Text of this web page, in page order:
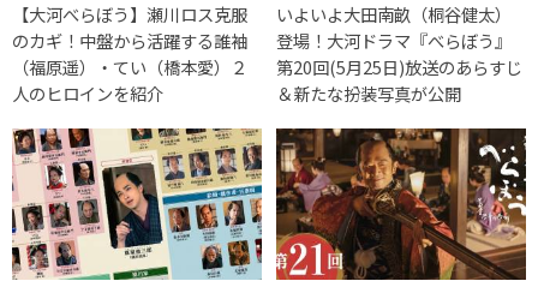
【大河べらぼう】瀬川ロス克服
のカギ！中盤から活躍する誰袖
（福原遥）・てい（橋本愛）２
人のヒロインを紹介
いよいよ大田南畝（桐谷健太）
登場！大河ドラマ『べらぼう』
第20回(5月25日)放送のあらすじ
＆新たな扮装写真が公開